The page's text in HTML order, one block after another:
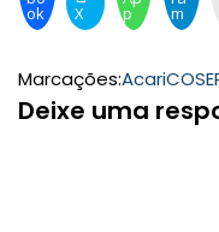
ok X p m
Marcações:Acari
Deixe uma